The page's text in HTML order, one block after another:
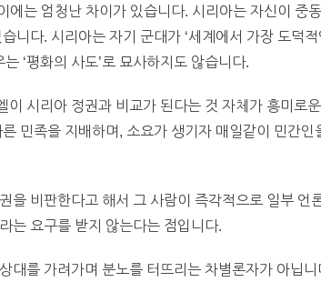
에는 엄청난 차이가 있습니다. 시리아는 자신이 중
니다. 시리아는 자기 군대가 ‘세계에서 가장 도덕
‘평화의 사도’로 묘사하지도 않습니다.
이 시리아 정권과 비교가 된다는 것 자체가 흥미로
민족을 지배하며, 소요가 생기자 매일같이 민간인
을 비판한다고 해서 그 사람이 즉각적으로 일부 언
는 요구를 받지 않는다는 점입니다.
대를 가려가며 분노를 터뜨리는 차별론자가 아닙